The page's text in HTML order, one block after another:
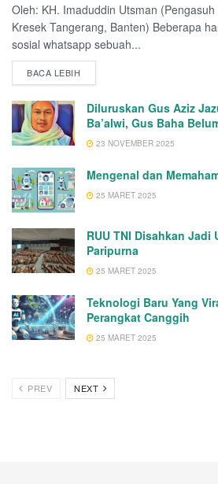
Oleh: KH. Imaduddin Utsman
Kresek Tangerang, Banten) Beberapa
sosial whatsapp sebuah...
BACA LEBIH
Diluruskan Gus Aziz
Ba’alwi, Gus Baha
23 NOVEMBER 2025
Mengenal dan
25 MARET 2025
RUU TNI Disahkan Jadi
Paripurna
25 MARET 2025
Teknologi Baru Yang
Perangkat Canggih
25 MARET 2025
PREV NEXT